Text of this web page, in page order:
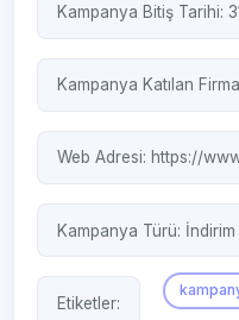
Kampanya Bitiş Tarihi:
Kampanya Katılan
Web Adresi: https://
Kampanya Türü: İndirim
Etiketler: